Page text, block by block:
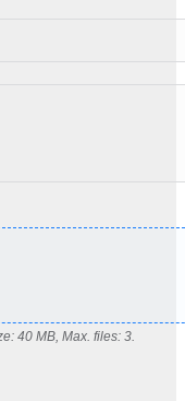
40 MB, Max. files: 3.